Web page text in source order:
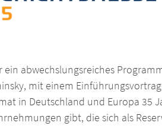
abwechslungsreiches
mit einem
in Deutschland und Europa 35
gibt, die sich als